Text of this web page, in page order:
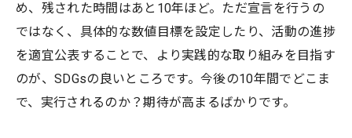
め、残された時間はあと10年ほど。ただ宣言を行うの
ではなく、具体的な数値目標を設定したり、活動の進捗
を適宜公表することで、より実践的な取り組みを目指す
のが、SDGsの良いところです。今後の10年間でどこま
で、実行されるのか？期待が高まるばかりです。